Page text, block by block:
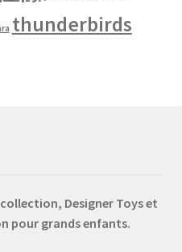
thunderbirds
Designer Toys et
pour grands enfants.